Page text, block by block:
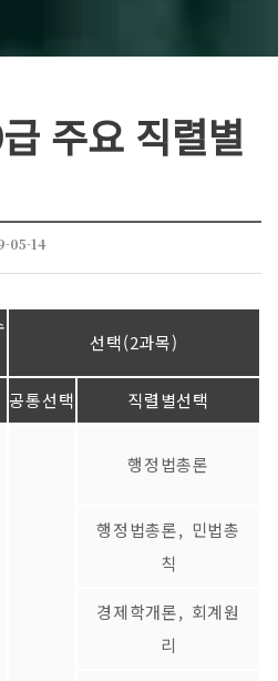
주요 직렬별
05-14
선택(2과목)
공통선택 직렬별선택
행정법총론
행정법총론, 민법총
칙
경제학개론, 회계원
리